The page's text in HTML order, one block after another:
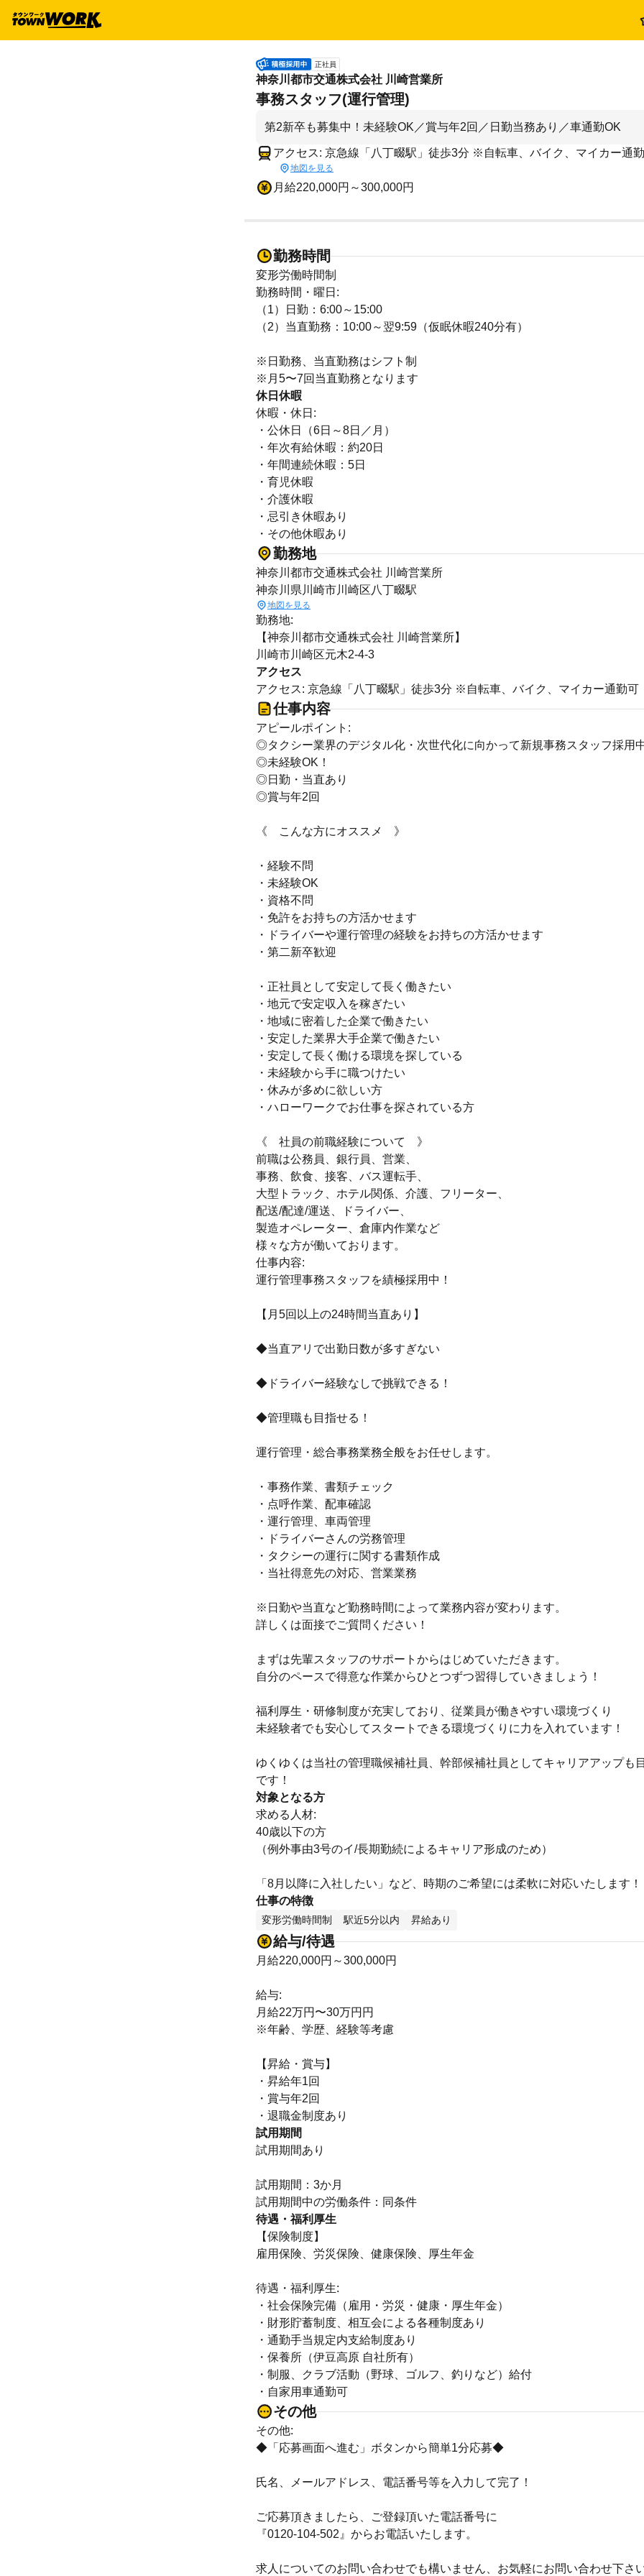
正社員
神奈川都市交通株式会社 川崎営業所
事務スタッフ(運行管理)
第2新卒も募集中！未経験OK／賞与年2回／日勤当務あり／車通勤OK
アクセス: 京急線「八丁畷駅」徒歩3分 ※自転車、バイク、マイカー通
地図を見る
月給220,000円～300,000円
勤務時間
変形労働時間制
勤務時間・曜日:
（1）日勤：6:00～15:00
（2）当直勤務：10:00～翌9:59（仮眠休暇240分有）
※日勤務、当直勤務はシフト制
※月5〜7回当直勤務となります
休日休暇
休暇・休日:
・公休日（6日～8日／月）
・年次有給休暇：約20日
・年間連続休暇：5日
・育児休暇
・介護休暇
・忌引き休暇あり
・その他休暇あり
勤務地
神奈川都市交通株式会社 川崎営業所
神奈川県川崎市川崎区八丁畷駅
地図を見る
勤務地:
【神奈川都市交通株式会社 川崎営業所】
川崎市川崎区元木2-4-3
アクセス
アクセス: 京急線「八丁畷駅」徒歩3分 ※自転車、バイク、マイカー通勤可
仕事内容
アピールポイント:
◎タクシー業界のデジタル化・次世代化に向かって新規事務スタッフ採用
◎未経験OK！
◎日勤・当直あり
◎賞与年2回
《 こんな方にオススメ 》
・経験不問
・未経験OK
・資格不問
・免許をお持ちの方活かせます
・ドライバーや運行管理の経験をお持ちの方活かせます
・第二新卒歓迎
・正社員として安定して長く働きたい
・地元で安定収入を稼ぎたい
・地域に密着した企業で働きたい
・安定した業界大手企業で働きたい
・安定して長く働ける環境を探している
・未経験から手に職つけたい
・休みが多めに欲しい方
・ハローワークでお仕事を探されている方
《 社員の前職経験について 》
前職は公務員、銀行員、営業、
事務、飲食、接客、バス運転手、
大型トラック、ホテル関係、介護、フリーター、
配送/配達/運送、ドライバー、
製造オペレーター、倉庫内作業など
様々な方が働いております。
仕事内容:
運行管理事務スタッフを績極採用中！
【月5回以上の24時間当直あり】
◆当直アリで出勤日数が多すぎない
◆ドライバー経験なしで挑戦できる！
◆管理職も目指せる！
運行管理・総合事務業務全般をお任せします。
・事務作業、書類チェック
・点呼作業、配車確認
・運行管理、車両管理
・ドライバーさんの労務管理
・タクシーの運行に関する書類作成
・当社得意先の対応、営業業務
※日勤や当直など勤務時間によって業務内容が変わります。
詳しくは面接でご質問ください！
まずは先輩スタッフのサポートからはじめていただきます。
自分のペースで得意な作業からひとつずつ習得していきましょう！
福利厚生・研修制度が充実しており、従業員が働きやすい環境づくり
未経験者でも安心してスタートできる環境づくりに力を入れています！
ゆくゆくは当社の管理職候補社員、幹部候補社員としてキャリアアップも
です！
対象となる方
求める人材:
40歳以下の方
（例外事由3号のイ/長期勤続によるキャリア形成のため）
「8月以降に入社したい」など、時期のご希望には柔軟に対応いたします！
仕事の特徴
変形労働時間制 駅近5分以内 昇給あり
給与/待遇
月給220,000円～300,000円
給与:
月給22万円〜30万円円
※年齢、学歴、経験等考慮
【昇給・賞与】
・昇給年1回
・賞与年2回
・退職金制度あり
試用期間
試用期間あり
試用期間：3か月
試用期間中の労働条件：同条件
待遇・福利厚生
【保険制度】
雇用保険、労災保険、健康保険、厚生年金
待遇・福利厚生:
・社会保険完備（雇用・労災・健康・厚生年金）
・財形貯蓄制度、相互会による各種制度あり
・通勤手当規定内支給制度あり
・保養所（伊豆高原 自社所有）
・制服、クラブ活動（野球、ゴルフ、釣りなど）給付
・自家用車通勤可
その他
その他:
◆「応募画面へ進む」ボタンから簡単1分応募◆
氏名、メールアドレス、電話番号等を入力して完了！
ご応募頂きましたら、ご登録頂いた電話番号に
『0120-104-502』からお電話いたします。
求人についてのお問い合わせでも構いません、お気軽にお問い合わせ下さ